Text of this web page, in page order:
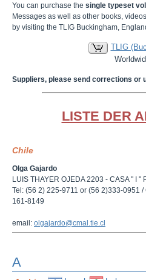
You can purchase the single typeset
Messages as well as other books,
by visiting the TLIG Buckingham,
TLIG
Suppliers, please send corrections or
LISTE DER
Chile
Olga Gajardo
LUIS THAYER OJEDA 2203 - CASA " I
Tel: (56 2) 225-9711 or (56 2)333-0951
161-8149
email: olgajardo@cmal.tie.cl
A